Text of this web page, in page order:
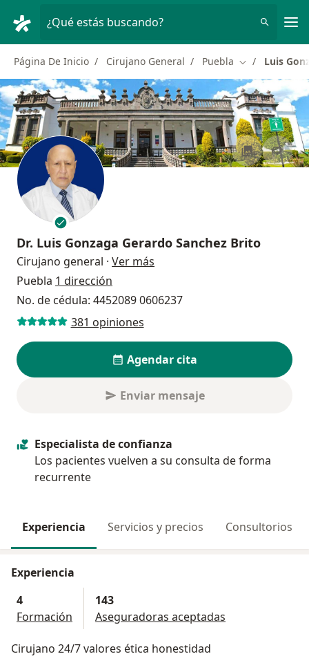
¿Qué estás buscando?
Página De Inicio Cirujano General Puebla Cambiar de
Luis
Dr. Luis Gonzaga Gerardo Sanchez Brito
Cirujano general · Ver más
Puebla 1 dirección
No. de cédula: 4452089 0606237
381 opiniones
Agendar cita
Enviar mensaje
Especialista de confianza
Los pacientes vuelven a su consulta de forma
recurrente
Experiencia Servicios y precios Consultorios
Experiencia
4
Formación
143
Aseguradoras aceptadas
Cirujano 24/7 valores ética honestidad